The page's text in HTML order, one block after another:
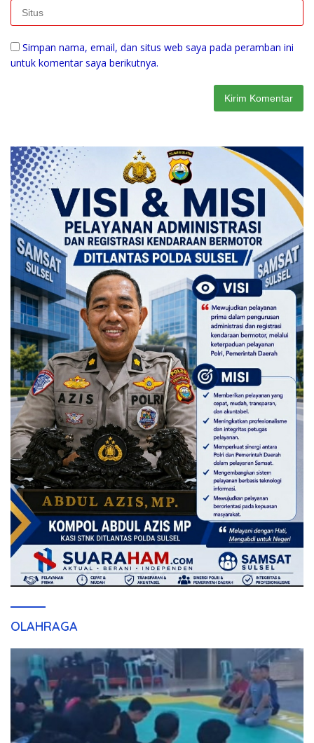
Simpan nama, email, dan situs web saya pada peramban ini
untuk komentar saya berikutnya.
OLAHRAGA